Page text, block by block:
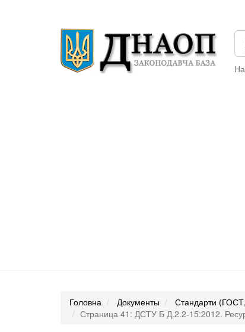
Головна Документы
Стандарти
Страница 41: ДСТУ Б Д.2.2-15:2012.